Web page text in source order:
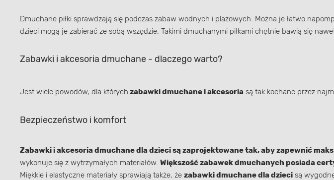
Dmuchane piłki sprawdzają się podczas zabaw wodnych i plażowych. Można je łatwo
dzieci mogą je zabierać ze sobą wszędzie. Takimi dmuchanymi piłkami chętnie bawią się
Zabawki i akcesoria dmuchane - dlaczego warto?
Jest wiele powodów, dla których zabawki dmuchane i akcesoria są tak kochane przez
Bezpieczeństwo i komfort
Zabawki i akcesoria dmuchane dla dzieci są zaprojektowane tak, aby zapewnić
wykonuje się z wytrzymałych materiałów. Większość zabawek dmuchanych posiada
Miękkie i elastyczne materiały sprawiają także, że zabawki dmuchane dla dzieci są